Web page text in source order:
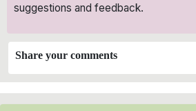
suggestions and feedback.
Share your comments